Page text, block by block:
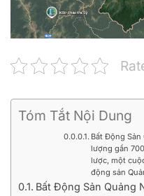
Tóm Tắt Nội Dung
Bất Động Sản
lượng gần
lược, một
động sản
Bất Động Sản Quảng